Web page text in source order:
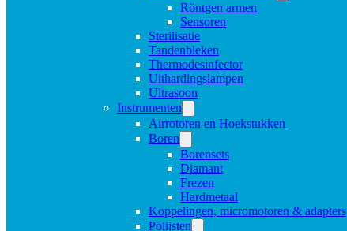
Röntgen armen
Sensoren
Sterilisatie
Tandenbleken
Thermodesinfector
Uithardingslampen
Ultrasoon
Instrumenten
Airrotoren en Hoekstukken
Boren
Borensets
Diamant
Frezen
Hardmetaal
Koppelingen, micromotoren & adapters
Polijsten